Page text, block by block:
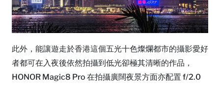
此外，能讓遊走於香港這個五光十色燦爛都市的攝影愛好
者都可在入夜後依然拍攝到低光卻極其清晰的作品，
HONOR Magic8 Pro 在拍攝廣闊夜景方面亦配置 f/2.0